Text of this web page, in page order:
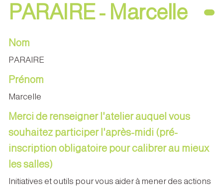
PARAIRE - Marcelle
Nom
PARAIRE
Prénom
Marcelle
Merci de renseigner l'atelier auquel vous
souhaitez participer l'après-midi (pré-
inscription obligatoire pour calibrer au mieux
les salles)
Initiatives et outils pour vous aider à mener des actions